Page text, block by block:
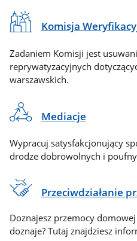
Komisja
Zadaniem Komisji jest
reprywatyzacyjnych
warszawskich.
Mediacje
Wypracuj satysfakcjonujący
drodze dobrowolnych i
Przeciwdziałanie
Doznajesz przemocy
doznaje? Tutaj znajdziesz